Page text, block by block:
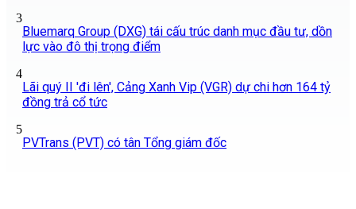
3
Bluemarq Group (DXG) tái cấu trúc danh mục đầu tư, dồn
lực vào đô thị trọng điểm
4
Lãi quý II 'đi lên', Cảng Xanh Vip (VGR) dự chi hơn 164 tỷ
đồng trả cổ tức
5
PVTrans (PVT) có tân Tổng giám đốc